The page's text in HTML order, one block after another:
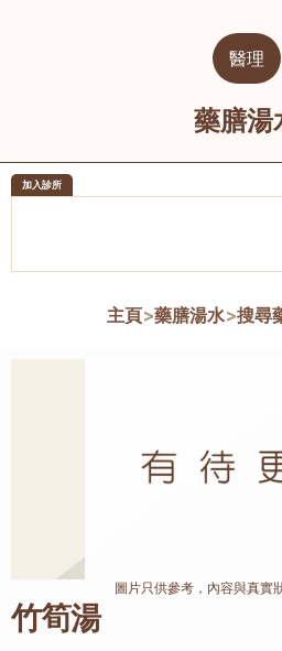
醫理
藥膳湯
加入診所
主頁>藥膳湯水>搜尋
竹筍湯
圖片只供參考，內容與真實